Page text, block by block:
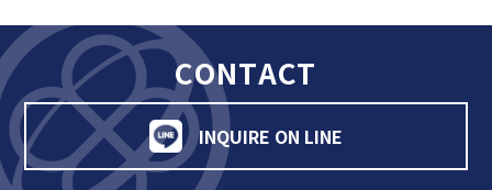
CONTACT
INQUIRE ON LINE